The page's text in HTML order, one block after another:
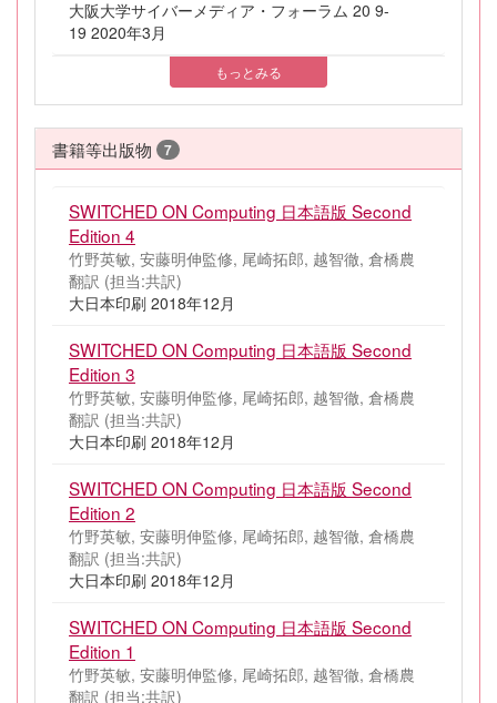
大阪大学サイバーメディア・フォーラム 20 9-
19 2020年3月
もっとみる
書籍等出版物 7
SWITCHED ON Computing 日本語版 Second
Edition 4
竹野英敏, 安藤明伸監修, 尾崎拓郎, 越智徹, 倉橋農
翻訳 (担当:共訳)
大日本印刷 2018年12月
SWITCHED ON Computing 日本語版 Second
Edition 3
竹野英敏, 安藤明伸監修, 尾崎拓郎, 越智徹, 倉橋農
翻訳 (担当:共訳)
大日本印刷 2018年12月
SWITCHED ON Computing 日本語版 Second
Edition 2
竹野英敏, 安藤明伸監修, 尾崎拓郎, 越智徹, 倉橋農
翻訳 (担当:共訳)
大日本印刷 2018年12月
SWITCHED ON Computing 日本語版 Second
Edition 1
竹野英敏, 安藤明伸監修, 尾崎拓郎, 越智徹, 倉橋農
翻訳 (担当:共訳)